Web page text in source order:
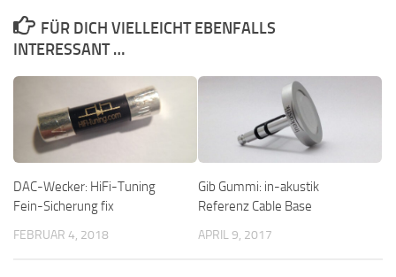
FÜR DICH VIELLEICHT EBENFALLS
INTERESSANT …
DAC-Wecker: HiFi-Tuning
Fein-Sicherung fix
FEBRUAR 4, 2018
Gib Gummi: in-akustik
Referenz Cable Base
APRIL 9, 2017